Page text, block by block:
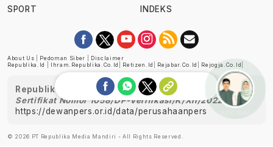
SPORT
INDEKS
About Us Pedoman Siber
Disclaimer
Republika.id
Ihram.republika.co.id Retizen.id Rejabar.co.id Rejogja.co.id
Republika telah diverifikasi oleh Dewan Pers
Sertifikat Nomor 1058/DP-Verifikasi/K/XII/2022
https://dewanpers.or.id/data/perusahaanpers
© 2026 PT Republika Media Mandiri - All Rights Reserved.